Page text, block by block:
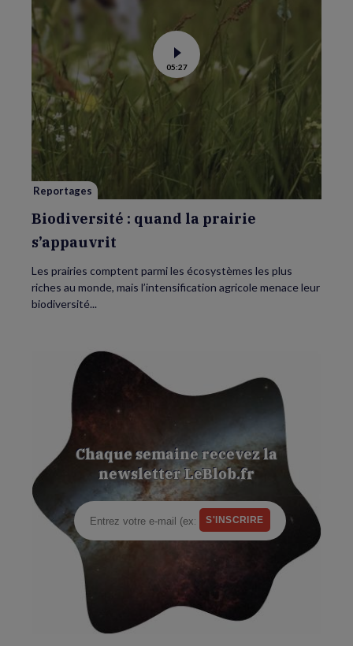
Voir
la
vidéo
de
Biodiversité
la
s’appauvrit
05:27
Reportages
Biodiversité : quand la prairie
s’appauvrit
Les prairies comptent parmi les écosystèmes les plus
riches au monde, mais l’intensification agricole menace leur
biodiversité...
Chaque semaine recevez la
newsletter LeBlob.fr